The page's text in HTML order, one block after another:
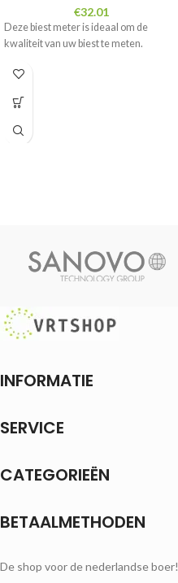
€32.01
Deze biest meter is ideaal om de
kwaliteit van uw biest te meten.
INFORMATIE
SERVICE
CATEGORIEËN
BETAALMETHODEN
De shop voor de nederlandse boer!